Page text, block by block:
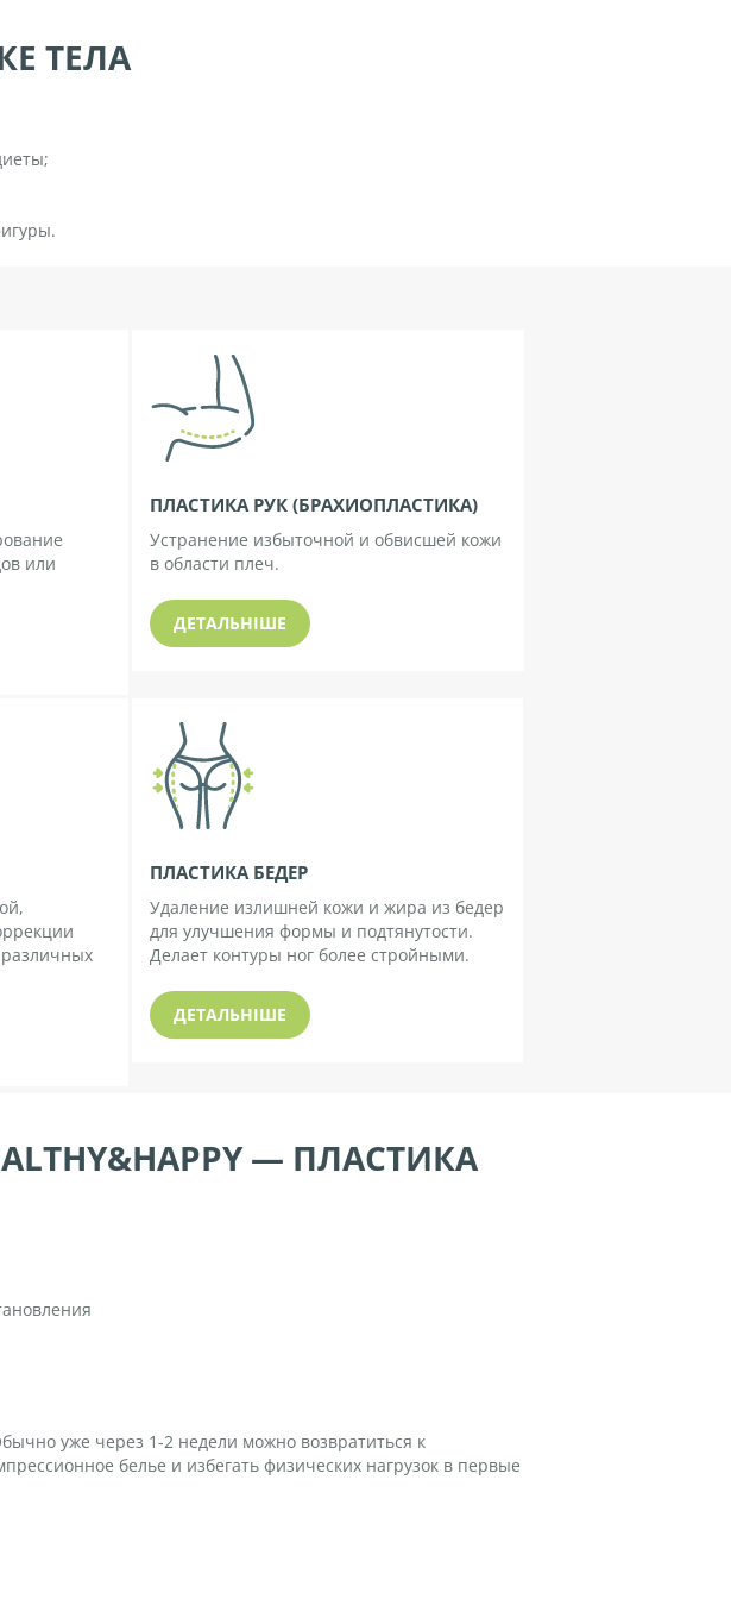
ТЕЛА
или
ПЛАСТИКА РУК (БРАХИОПЛАСТИКА)
Устранение избыточной и обвисшей кожи
в области плеч.
ДЕТАЛЬНІШЕ
ПЛАСТИКА БЕДЕР
Удаление излишней кожи и жира из бедер
для улучшения формы и подтянутости.
Делает контуры ног более стройными.
ДЕТАЛЬНІШЕ
— ПЛАСТИКА
уже через 1-2 недели можно возвратиться к
белье и избегать физических нагрузок в первые